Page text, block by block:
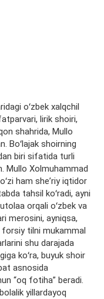
oʻzbek xalqchil
lirik shoiri,
shahrida, Mullo
Boʻlajak shoirning
biri sifatida turli
Mullo Xolmuhammad
ham sheʼriy iqtidor
tahsil koʻradi, ayni
orqali oʻzbek va
merosini, ayniqsa,
forsiy tilni mukammal
shu darajada
koʻra, buyuk shoir
asnosida
“oq fotiha” beradi.
yillardayoq